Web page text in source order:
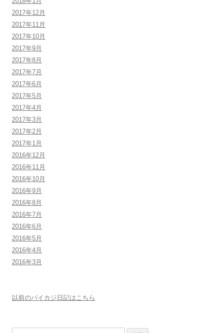
2017年12月
2017年11月
2017年10月
2017年9月
2017年8月
2017年7月
2017年6月
2017年5月
2017年4月
2017年3月
2017年2月
2017年1月
2016年12月
2016年11月
2016年10月
2016年9月
2016年8月
2016年7月
2016年6月
2016年5月
2016年4月
2016年3月
以前のパイカジ日記はこちら